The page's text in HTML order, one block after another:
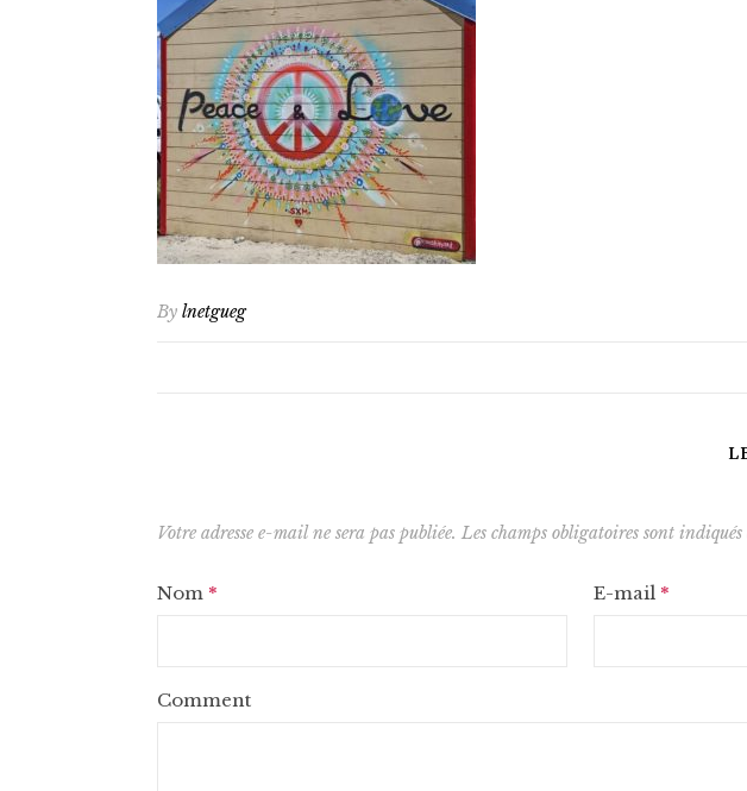
By lnetgueg
Votre adresse e-mail ne sera pas publiée. Les champs obligatoires sont indiqués
Nom * E-mail *
Comment